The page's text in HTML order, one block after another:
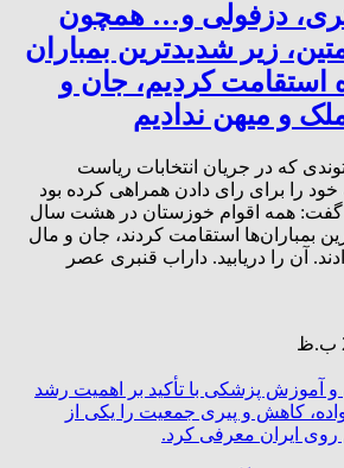
دزفولی و… همچون
زیر شدیدترین بمباران
کردیم، جان و
و میهن ندادیم
که در جریان انتخابات ریاست
پدر ۱۲۰ ساله خود را برای رای دادن همراهی کرده بود
همه اقوام خوزستان در هشت سال
دفاع مقدس زیر شدیدترین بمباران‌‎ها استقامت کردند، جان و مال
آن را دریابید. داراب قنبری عصر